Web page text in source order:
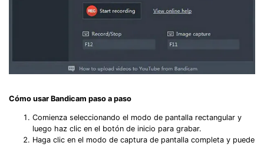
Cómo usar Bandicam paso a paso
Comienza seleccionando el modo de pantalla rectangular y
luego haz clic en el botón de inicio para grabar.
Haga clic en el modo de captura de pantalla completa y puede